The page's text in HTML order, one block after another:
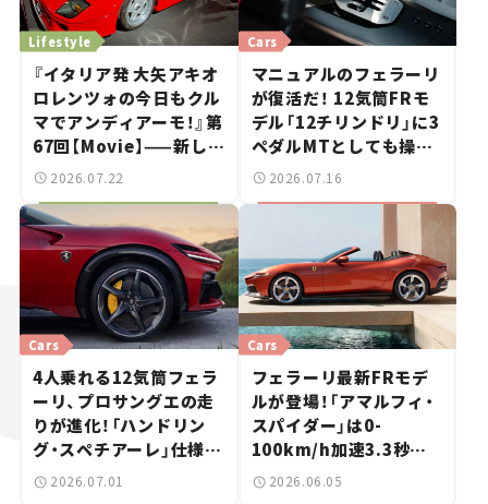
Lifestyle
『イタリア発 大矢アキオ
ロレンツォの今日もクル
マでアンディアーモ！』第
67回【Movie】——新しい
スーパーカーショーで起
2026.07.22
Cars
マニュアルのフェラーリ
が復活だ！ 12気筒FRモ
デル「12チリンドリ」に3
ペダルMTとしても操れ
る「マヌアーレ」が登場！
2026.07.16
Cars
4人乗れる12気筒フェラ
ーリ、プロサングエの走
りが進化！「ハンドリン
グ・スペチアーレ」仕様が
登場【新車ニュース】
2026.07.01
Cars
フェラーリ最新FRモデ
ルが登場！「アマルフィ・
スパイダー」は0-
100km/h加速3.3秒を
オープンで味わえる【新
2026.06.05